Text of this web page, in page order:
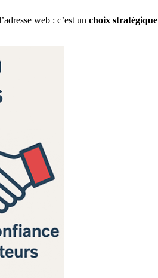
web : c’est un choix stratégique